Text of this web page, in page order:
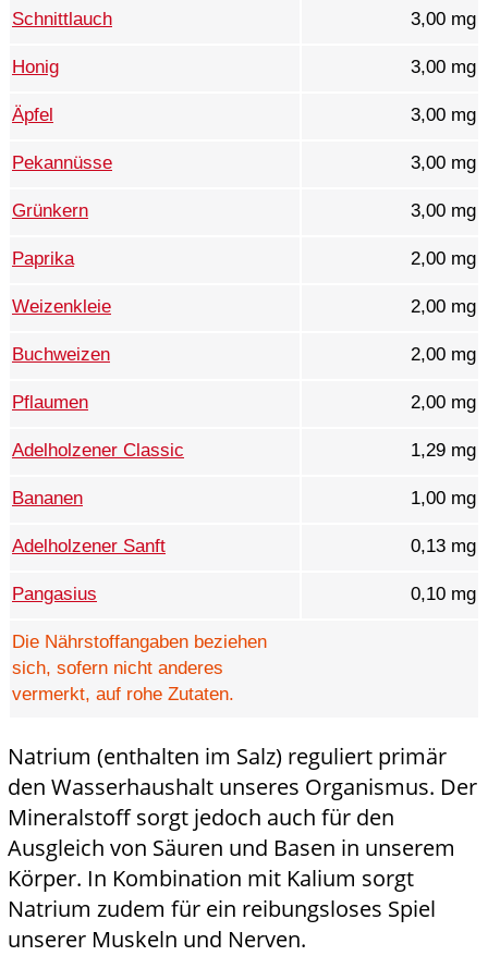
Schnittlauch 3,00 mg
Honig 3,00 mg
Äpfel 3,00 mg
Pekannüsse 3,00 mg
Grünkern 3,00 mg
Paprika 2,00 mg
Weizenkleie 2,00 mg
Buchweizen 2,00 mg
Pflaumen 2,00 mg
Adelholzener Classic 1,29 mg
Bananen 1,00 mg
Adelholzener Sanft 0,13 mg
Pangasius 0,10 mg
Die Nährstoffangaben beziehen
sich, sofern nicht anderes
vermerkt, auf rohe Zutaten.
Natrium (enthalten im Salz) reguliert primär
den Wasserhaushalt unseres Organismus. Der
Mineralstoff sorgt jedoch auch für den
Ausgleich von Säuren und Basen in unserem
Körper. In Kombination mit Kalium sorgt
Natrium zudem für ein reibungsloses Spiel
unserer Muskeln und Nerven.